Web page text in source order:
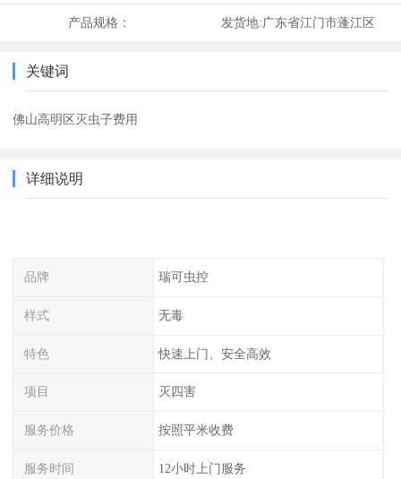
产品规格： 发货地:广东省江门市蓬江区
关键词
佛山高明区灭虫子费用
详细说明
品牌 瑞可虫控
样式 无毒
特色 快速上门、安全高效
项目 灭四害
服务价格 按照平米收费
服务时间 12小时上门服务